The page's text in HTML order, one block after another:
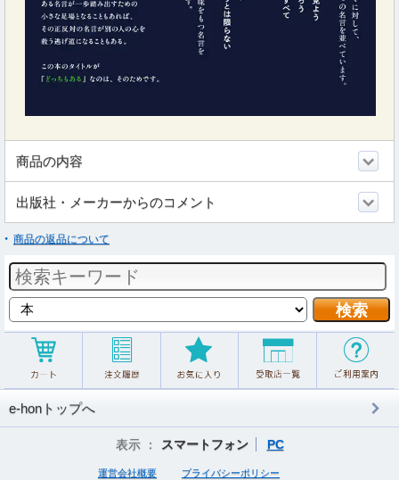
商品の内容
出版社・メーカーからのコメント
商品の返品について
e-honトップへ
表示 ： スマートフォン PC
運営会社概要 プライバシーポリシー